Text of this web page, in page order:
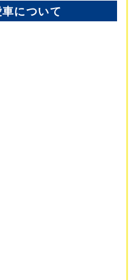
について